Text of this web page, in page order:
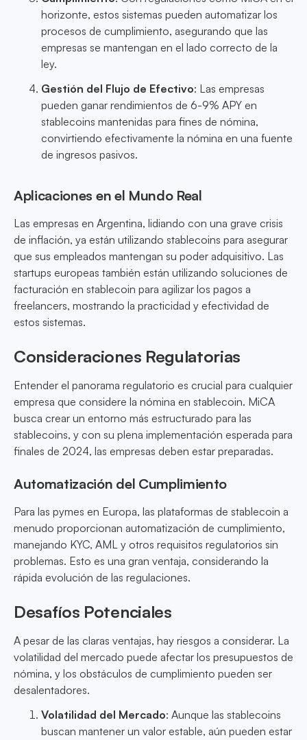
horizonte, estos sistemas pueden automatizar los
procesos de cumplimiento, asegurando que las
empresas se mantengan en el lado correcto de la
ley.
Gestión del Flujo de Efectivo: Las empresas
pueden ganar rendimientos de 6-9% APY en
stablecoins mantenidas para fines de nómina,
convirtiendo efectivamente la nómina en una fuente
de ingresos pasivos.
Aplicaciones en el Mundo Real
Las empresas en Argentina, lidiando con una grave crisis
de inflación, ya están utilizando stablecoins para asegurar
que sus empleados mantengan su poder adquisitivo. Las
startups europeas también están utilizando soluciones de
facturación en stablecoin para agilizar los pagos a
freelancers, mostrando la practicidad y efectividad de
estos sistemas.
Consideraciones Regulatorias
Entender el panorama regulatorio es crucial para cualquier
empresa que considere la nómina en stablecoin. MiCA
busca crear un entorno más estructurado para las
stablecoins, y con su plena implementación esperada para
finales de 2024, las empresas deben estar preparadas.
Automatización del Cumplimiento
Para las pymes en Europa, las plataformas de stablecoin a
menudo proporcionan automatización de cumplimiento,
manejando KYC, AML y otros requisitos regulatorios sin
problemas. Esto es una gran ventaja, considerando la
rápida evolución de las regulaciones.
Desafíos Potenciales
A pesar de las claras ventajas, hay riesgos a considerar. La
volatilidad del mercado puede afectar los presupuestos de
nómina, y los obstáculos de cumplimiento pueden ser
desalentadores.
Volatilidad del Mercado: Aunque las stablecoins
buscan mantener un valor estable, aún pueden estar